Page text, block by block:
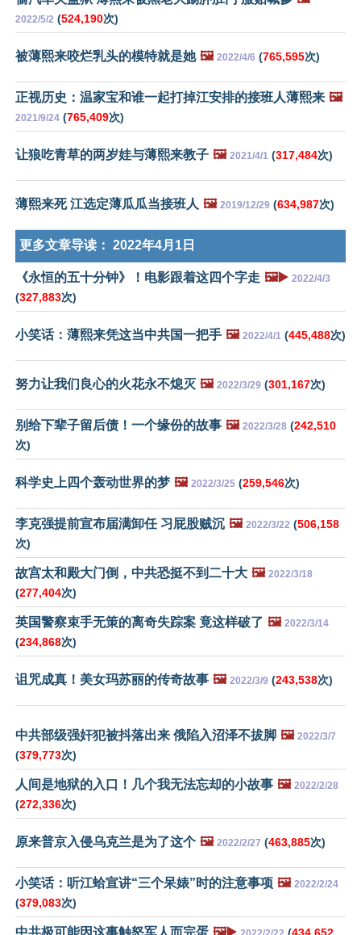
2022/5/2 (524,190次)
被薄熙来咬烂乳头的模特就是她 🖼️ 2022/4/6 (765,595次)
正视历史：温家宝和谁一起打掉江安排的接班人薄熙来 🖼️
2021/9/24 (765,409次)
让狼吃青草的两岁娃与薄熙来教子 🖼️ 2021/4/1 (317,484次)
薄熙来死 江选定薄瓜瓜当接班人 🖼️ 2019/12/29 (634,987次)
更多文章导读： 2022年4月1日
《永恒的五十分钟》！电影跟着这四个字走 🖼️▶️ 2022/4/3
(327,883次)
小笑话：薄熙来凭这当中共国一把手 🖼️ 2022/4/1 (445,488次)
努力让我们良心的火花永不熄灭 🖼️ 2022/3/29 (301,167次)
别给下辈子留后债！一个缘份的故事 🖼️ 2022/3/28 (242,510
次)
科学史上四个轰动世界的梦 🖼️ 2022/3/25 (259,546次)
李克强提前宣布届满卸任 习屁股贼沉 🖼️ 2022/3/22 (506,158
次)
故宫太和殿大门倒，中共恐挺不到二十大 🖼️ 2022/3/18
(277,404次)
英国警察束手无策的离奇失踪案 竟这样破了 🖼️ 2022/3/14
(234,868次)
诅咒成真！美女玛苏丽的传奇故事 🖼️ 2022/3/9 (243,538次)
中共部级强奸犯被抖落出来 俄陷入沼泽不拔脚 🖼️ 2022/3/7
(379,773次)
人间是地狱的入口！几个我无法忘却的小故事 🖼️ 2022/2/28
(272,336次)
原来普京入侵乌克兰是为了这个 🖼️ 2022/2/27 (463,885次)
小笑话：听江蛤宣讲“三个呆婊”时的注意事项 🖼️ 2022/2/24
(379,083次)
中共极可能因这事触怒军人而完蛋 🖼️▶️